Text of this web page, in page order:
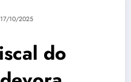
17/10/2025
do